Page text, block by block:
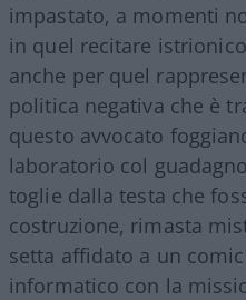
impastato, a momenti
in quel recitare
anche per quel
politica negativa che è
questo avvocato
laboratorio col
toglie dalla testa che
costruzione, rimasta
setta affidato a un
informatico con la